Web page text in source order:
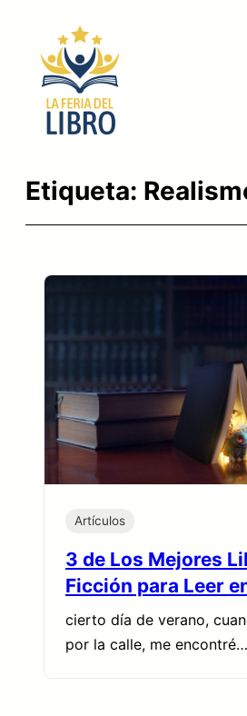
contenido
Etiqueta:
Artículos
3 de Los Mejores
Ficción para Leer
cierto día de verano,
por la calle, me encontré…